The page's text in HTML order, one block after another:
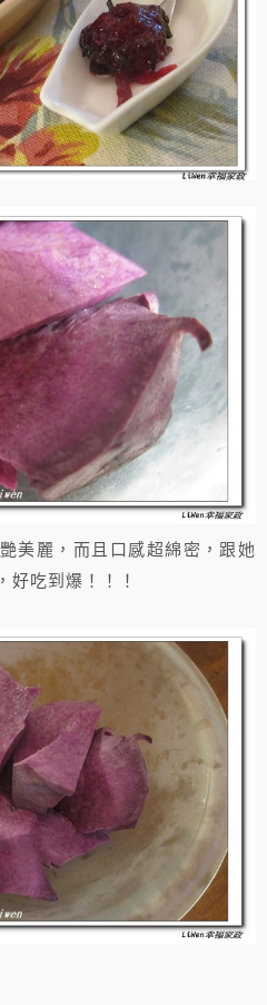
美麗，而且口感超綿密，跟她
好吃到爆！！！